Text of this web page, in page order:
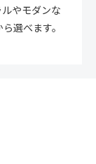
やモダンな
選べます。